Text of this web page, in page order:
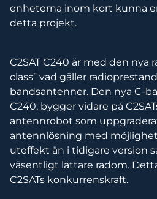
enheterna inom kort kunna
detta projekt.
C2SAT C240 är med den nya
class” vad gäller
bandsantenner. Den nya C-
C240, bygger vidare på
antennrobot som
antennlösning med
uteffekt än i tidigare version
väsentligt lättare radom.
C2SATs konkurrenskraft.